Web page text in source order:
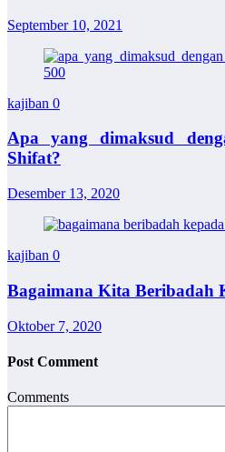
September 10, 2021
kajiban 0
Apa yang dimaksud
Shifat?
Desember 13, 2020
kajiban 0
Bagaimana Kita Beribadah
Oktober 7, 2020
Post Comment
Comments